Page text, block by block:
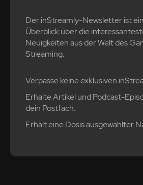
Der inStreamly-Newsletter ist
Überblick über die
Neuigkeiten aus der Welt des
Streaming.
Verpasse keine exklusiven
Erhalte Artikel und Podcast-
dein Postfach.
Erhält eine Dosis ausgewählter